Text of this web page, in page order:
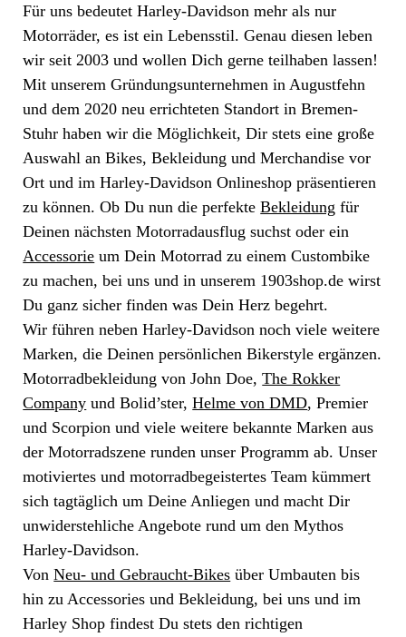
Für uns bedeutet Harley-Davidson mehr als nur
Motorräder, es ist ein Lebensstil. Genau diesen leben
wir seit 2003 und wollen Dich gerne teilhaben lassen!
Mit unserem Gründungsunternehmen in Augustfehn
und dem 2020 neu errichteten Standort in Bremen-
Stuhr haben wir die Möglichkeit, Dir stets eine große
Auswahl an Bikes, Bekleidung und Merchandise vor
Ort und im Harley-Davidson Onlineshop präsentieren
zu können. Ob Du nun die perfekteBekleidung für
Deinen nächsten Motorradausflug suchst oder ein
Accessorie um Dein Motorrad zu einem Custombike
zu machen, bei uns und in unserem 1903shop.de wirst
Du ganz sicher finden was Dein Herz begehrt.
Wir führen neben Harley-Davidson noch viele weitere
Marken, die Deinen persönlichen Bikerstyle ergänzen.
Motorradbekleidung von John Doe,The Rokker
Company und Bolid’ster,Helme von DMD, Premier
und Scorpion und viele weitere bekannte Marken aus
der Motorradszene runden unser Programm ab. Unser
motiviertes und motorradbegeistertes Team kümmert
sich tagtäglich um Deine Anliegen und macht Dir
unwiderstehliche Angebote rund um den Mythos
Harley-Davidson.
VonNeu- und Gebraucht-Bikes über Umbauten bis
hin zu Accessories und Bekleidung, bei uns und im
Harley Shop findest Du stets den richtigen